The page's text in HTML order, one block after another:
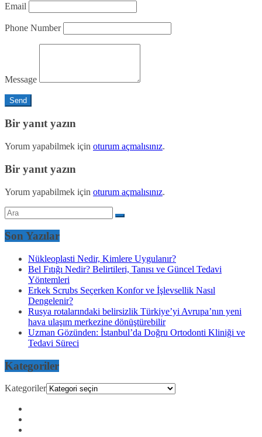
Email
Phone Number
Message
Bir yanıt yazın
Yorum yapabilmek için oturum açmalısınız.
Bir yanıt yazın
Yorum yapabilmek için oturum açmalısınız.
Son Yazılar
Nükleoplasti Nedir, Kimlere Uygulanır?
Bel Fıtığı Nedir? Belirtileri, Tanısı ve Güncel Tedavi
Yöntemleri
Erkek Scrubs Seçerken Konfor ve İşlevsellik Nasıl
Dengelenir?
Rusya rotalarındaki belirsizlik Türkiye’yi Avrupa’nın yeni
hava ulaşım merkezine dönüştürebilir
Uzman Gözünden: İstanbul’da Doğru Ortodonti Kliniği ve
Tedavi Süreci
Kategoriler
Kategoriler